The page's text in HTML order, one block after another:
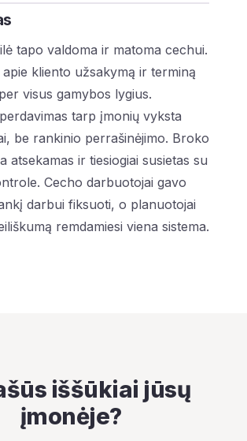
tapo valdoma ir matoma cechui.
kliento užsakymą ir terminą
visus gamybos lygius.
tarp įmonių vyksta
be rankinio perrašinėjimo. Broko
atsekamas ir tiesiogiai susietas su
Cecho darbuotojai gavo
darbui fiksuoti, o planuotojai
remdamiesi viena sistema.
iššūkiai jūsų
įmonėje?